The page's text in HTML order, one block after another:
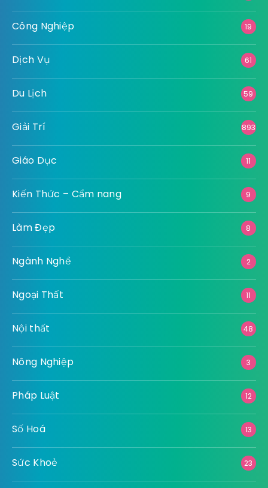
Công Nghiệp 19
Dịch Vụ 61
Du Lịch 59
Giải Trí 893
Giáo Dục 11
Kiến Thức – Cẩm nang 9
Làm Đẹp 8
Ngành Nghề 2
Ngoại Thất 11
Nội thất 48
Nông Nghiệp 3
Pháp Luật 12
Số Hoá 13
Sức Khoẻ 23